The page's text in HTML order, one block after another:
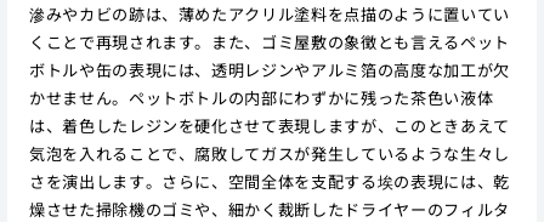
滲みやカビの跡は、薄めたアクリル塗料を点描のように置いてい
くことで再現されます。また、ゴミ屋敷の象徴とも言えるペット
ボトルや缶の表現には、透明レジンやアルミ箔の高度な加工が欠
かせません。ペットボトルの内部にわずかに残った茶色い液体
は、着色したレジンを硬化させて表現しますが、このときあえて
気泡を入れることで、腐敗してガスが発生しているような生々し
さを演出します。さらに、空間全体を支配する埃の表現には、乾
燥させた掃除機のゴミや、細かく裁断したドライヤーのフィルタ